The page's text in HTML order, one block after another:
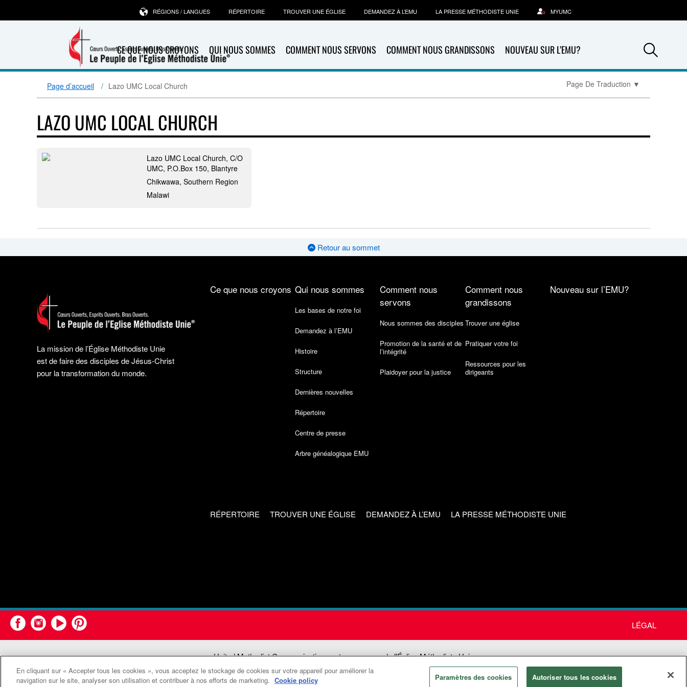
CE QUE NOUS CROYONS QUI NOUS SOMMES COMMENT NOUS SERVONS COMMENT NOUS GRANDISSONS NOUVEAU SUR L’EMU?
RÉGIONS / LANGUES RÉPERTOIRE TROUVER UNE ÉGLISE DEMANDEZ À L’EMU LA PRESSE MÉTHODISTE UNIE MYUMC
Page d’accueil Lazo UMC Local Church Page De Traduction ▼
LAZO UMC LOCAL CHURCH
Lazo UMC Local Church, C/O
UMC, P.O.Box 150, Blantyre
Chikwawa, Southern Region
Malawi
Retour au sommet
La mission de l’Église Méthodiste Unie
est de faire des disciples de Jésus-Christ
pour la transformation du monde.
Ce que nous croyons Qui nous sommes
Les bases de notre foi
Demandez à l’EMU
Histoire
Structure
Dernières nouvelles
Répertoire
Centre de presse
Arbre généalogique EMU
Comment nous
servons
Nous sommes des disciples
Promotion de la santé et de
l’intégrité
Plaidoyer pour la justice
Comment nous
grandissons
Trouver une église
Pratiquer votre foi
Ressources pour les
dirigeants
Nouveau sur l’EMU?
RÉPERTOIRE TROUVER UNE ÉGLISE DEMANDEZ À L’EMU LA PRESSE MÉTHODISTE UNIE
LÉGAL
United Methodist Communications est une agence de l'Église Méthodiste Unie
©2026Communications Méthodistes Unies. Tous droits réservés
En cliquant sur « Accepter tous les cookies », vous acceptez le stockage de cookies sur votre appareil pour améliorer la
navigation sur le site, analyser son utilisation et contribuer à nos efforts de marketing. Cookie policy Paramètres des cookies Autoriser tous les cookies